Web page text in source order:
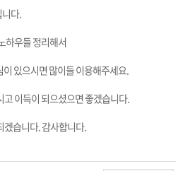
휴 배송 및 휴무 안내
다.
하우들 정리해서
있으시면 많이들 이용해주세요.
이득이 되으셨으면 좋겠습니다.
겠습니다. 감사합니다.